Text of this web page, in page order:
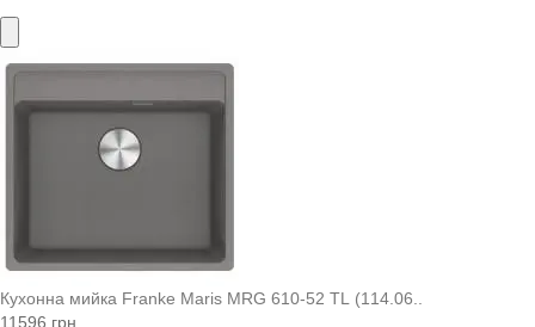
Кухонна мийка Franke Maris MRG 610-52 TL (114.06..
11596 грн.